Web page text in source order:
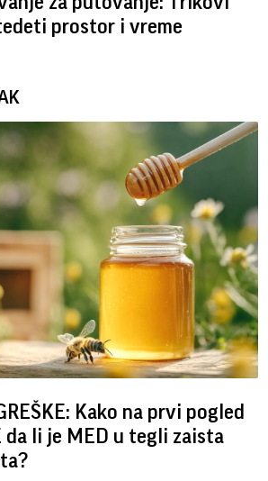
prostor i vreme
Kako na prvi pogled
da li je MED u tegli zaista